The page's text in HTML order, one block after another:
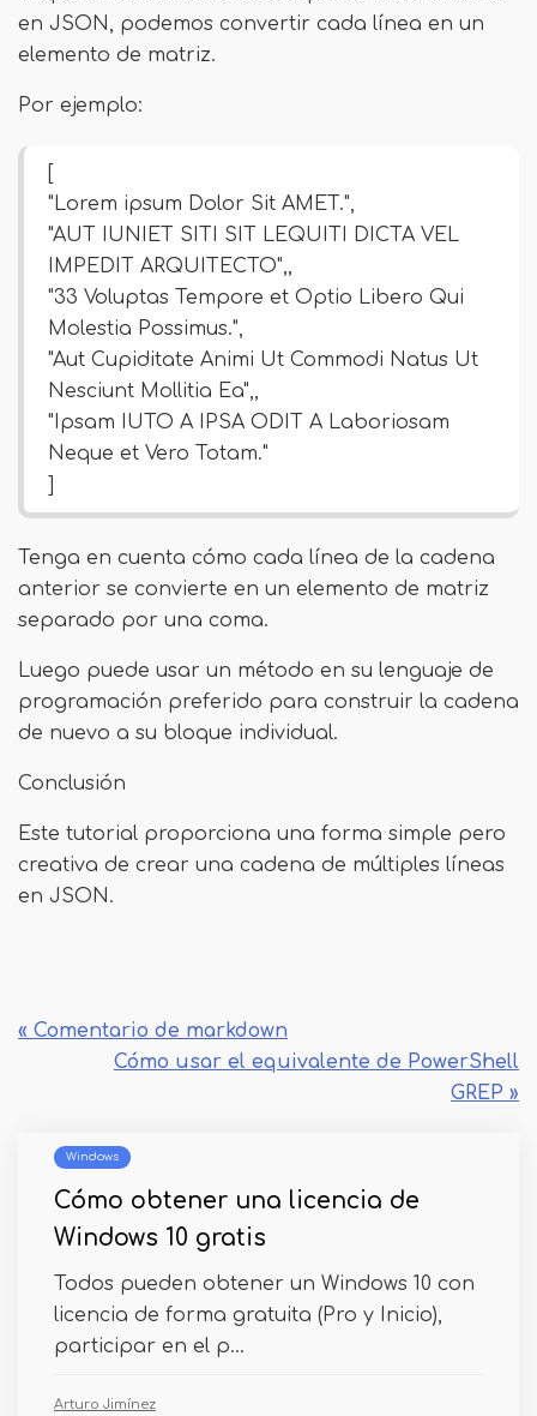
en JSON, podemos convertir cada línea en un
elemento de matriz.
Por ejemplo:
[
"Lorem ipsum Dolor Sit AMET.",
"AUT IUNIET SITI SIT LEQUITI DICTA VEL
IMPEDIT ARQUITECTO",,
"33 Voluptas Tempore et Optio Libero Qui
Molestia Possimus.",
"Aut Cupiditate Animi Ut Commodi Natus Ut
Nesciunt Mollitia Ea",,
"Ipsam IUTO A IPSA ODIT A Laboriosam
Neque et Vero Totam."
]
Tenga en cuenta cómo cada línea de la cadena
anterior se convierte en un elemento de matriz
separado por una coma.
Luego puede usar un método en su lenguaje de
programación preferido para construir la cadena
de nuevo a su bloque individual.
Conclusión
Este tutorial proporciona una forma simple pero
creativa de crear una cadena de múltiples líneas
en JSON.
« Comentario de markdown
Cómo usar el equivalente de PowerShell
GREP »
Windows
Cómo obtener una licencia de
Windows 10 gratis
Todos pueden obtener un Windows 10 con
licencia de forma gratuita (Pro y Inicio),
participar en el p...
Arturo Jimínez